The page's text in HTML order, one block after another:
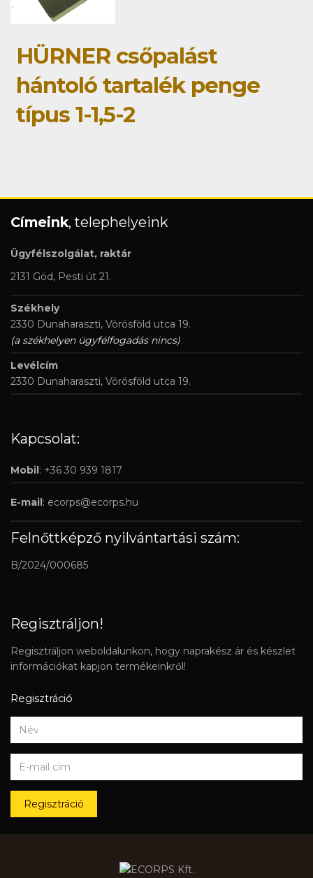
HÜRNER csőpalást
hántoló tartalék penge
típus 1-1,5-2
Címeink, telephelyeink
Ügyfélszolgálat, raktár
2131 Göd, Pesti út 21.
Székhely
2330 Dunaharaszti, Vörösföld utca 19.
(a székhelyen ügyfélfogadás nincs)
Levélcím
2330 Dunaharaszti, Vörösföld utca 19.
Kapcsolat:
Mobil: +36 30 939 1817
E-mail: ecorps@ecorps.hu
Felnőttképző nyilvántartási szám:
B/2024/000685
Regisztráljon!
Regisztráljon weboldalunkon, hogy naprakész ár és készlet
információkat kapjon termékeinkről!
Regisztráció
Regisztráció